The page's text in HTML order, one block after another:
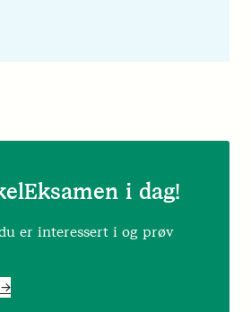
i dag!
er interessert i og prøv